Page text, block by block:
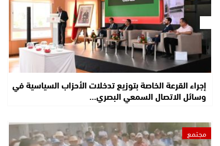
إجراء القرعة الخاصة بتوزيع تدخلات الأحزاب السياسية في
وسائل الاتصال السمعي البصري…
مجتمع